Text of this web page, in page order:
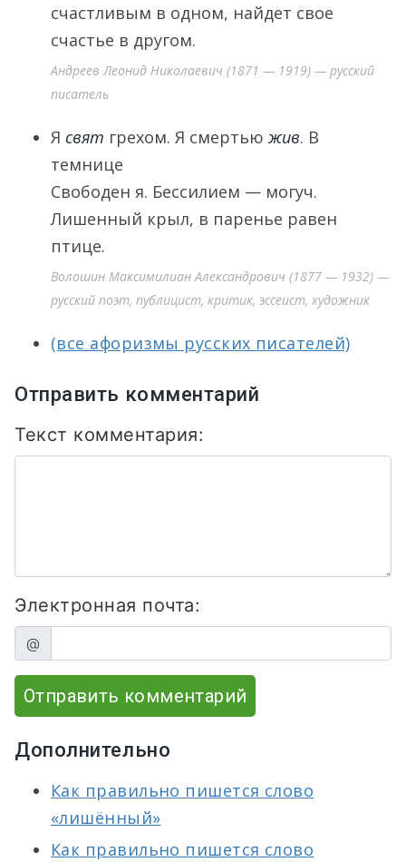
счастливым в одном, найдет свое
счастье в другом.
Андреев Леонид Николаевич (1871 — 1919) — русский
писатель
Я свят грехом. Я смертьюжив. В
темнице
Свободен я. Бессилием — могуч.
Лишенный крыл, в паренье равен
птице.
Волошин Максимилиан Александрович (1877 — 1932) —
русский поэт, публицист, критик, эссеист, художник
(все афоризмы русских писателей)
Отправить комментарий
Текст комментария:
Электронная почта:
@
Отправить комментарий
Дополнительно
Как правильно пишется слово
«лишённый»
Как правильно пишется слово